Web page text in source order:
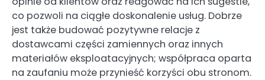
co pozwoli na ciągłe doskonalenie usług. Dobrze
jest także budować pozytywne relacje z
dostawcami części zamiennych oraz innych
materiałów eksploatacyjnych; współpraca oparta
na zaufaniu może przynieść korzyści obu stronom.